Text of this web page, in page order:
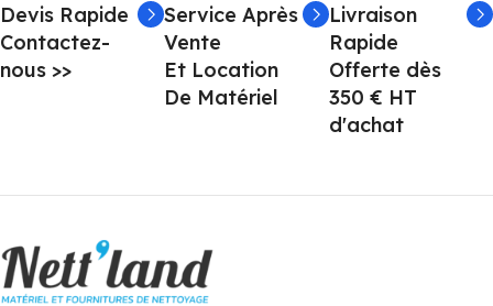
Devis Rapide
Contactez-
nous >>
Service Après
Vente
Et Location
De Matériel
Livraison
Rapide
Offerte dès
350 € HT
d'achat